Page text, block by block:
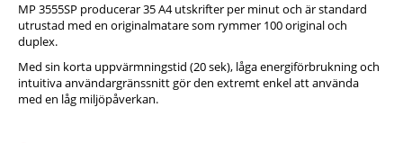
MP 3555SP producerar 35 A4 utskrifter per minut och är standard
utrustad med en originalmatare som rymmer 100 original och
duplex.
Med sin korta uppvärmningstid (20 sek), låga energiförbrukning och
intuitiva användargränssnitt gör den extremt enkel att använda
med en låg miljöpåverkan.